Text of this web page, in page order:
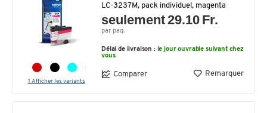
1 Afficher les variants
LC-3237M, pack individuel, magenta
seulement 29.10 Fr.
par paq.
Délai de livraison : le jour ouvrable suivant chez
vous
Comparer Remarquer